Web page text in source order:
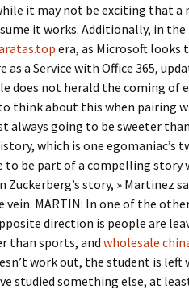
it may not be exciting that a
it works. Additionally, in
era, as Microsoft looks
as a Service with Office 365,
does not herald the coming of
to think about this when pairing
always going to be sweeter
which is one egomaniac’s
to be part of a compelling story
story, » Martinez
vein. MARTIN: In one of the
direction is people are
than sports, and wholesale
work out, the student is
studied something else, at